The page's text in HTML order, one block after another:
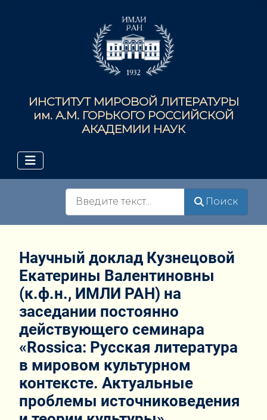
ИНСТИТУТ МИРОВОЙ ЛИТЕРАТУРЫ
им. А.М. ГОРЬКОГО РОССИЙСКОЙ
АКАДЕМИИ НАУК
Поиск
Научный доклад Кузнецовой
Екатерины Валентиновны
(к.ф.н., ИМЛИ РАН) на
заседании постоянно
действующего семинара
«Rossiсa: Русская литература
в мировом культурном
контексте. Актуальные
проблемы источниковедения